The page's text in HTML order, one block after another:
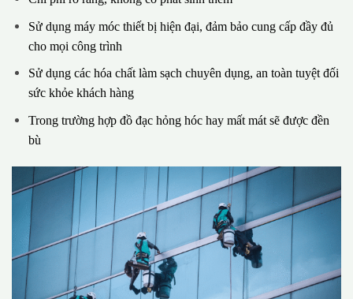
Sử dụng máy móc thiết bị hiện đại, đảm bảo cung cấp đầy đủ
cho mọi công trình
Sử dụng các hóa chất làm sạch chuyên dụng, an toàn tuyệt đối
sức khỏe khách hàng
Trong trường hợp đồ đạc hỏng hóc hay mất mát sẽ được đền
bù